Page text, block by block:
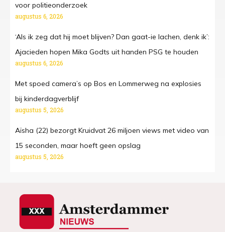
voor politieonderzoek
augustus 6, 2026
‘Als ik zeg dat hij moet blijven? Dan gaat-ie lachen, denk ik’:
Ajacieden hopen Mika Godts uit handen PSG te houden
augustus 6, 2026
Met spoed camera’s op Bos en Lommerweg na explosies
bij kinderdagverblijf
augustus 5, 2026
Aïsha (22) bezorgt Kruidvat 26 miljoen views met video van
15 seconden, maar hoeft geen opslag
augustus 5, 2026